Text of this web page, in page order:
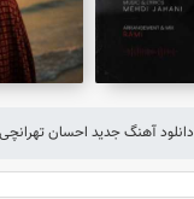
دانلود آهنگ جدید احسان